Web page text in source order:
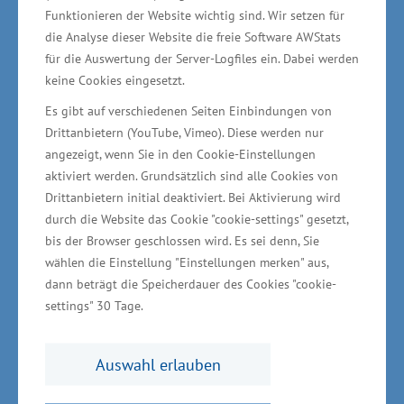
Funktionieren der Website wichtig sind. Wir setzen für
die Analyse dieser Website die freie Software AWStats
für die Auswertung der Server-Logfiles ein. Dabei werden
keine Cookies eingesetzt.
Es gibt auf verschiedenen Seiten Einbindungen von
Drittanbietern (YouTube, Vimeo). Diese werden nur
angezeigt, wenn Sie in den Cookie-Einstellungen
aktiviert werden. Grundsätzlich sind alle Cookies von
Drittanbietern initial deaktiviert. Bei Aktivierung wird
durch die Website das Cookie "cookie-settings" gesetzt,
bis der Browser geschlossen wird. Es sei denn, Sie
wählen die Einstellung "Einstellungen merken" aus,
dann beträgt die Speicherdauer des Cookies "cookie-
settings" 30 Tage.
Auswahl erlauben
Unterstützungsmöglichkeiten des
Wirtschaftsministeriums gibt es beispielsweise
durch das Programm MV-Gründerstipendium. Es
unterstützt Gründungswillige mit
Hochschulabschluss oder beruflicher Praxis bei
der Umsetzung ihrer innovativen und
wissensbasierten Geschäftsidee durch Beihilfen
zum Lebensunterhalt für bis zu 18 Monate. Hier
geht es monatlich um 1.200 Euro, bei
Promovierten um 1.400 Euro, die aus Mitteln
des „Europäischen Sozialfonds“ (ESF) finanziert
werden. Eine weitere Unterstützung gibt es
des Wirtschaftsministeriums wie beispielsweise